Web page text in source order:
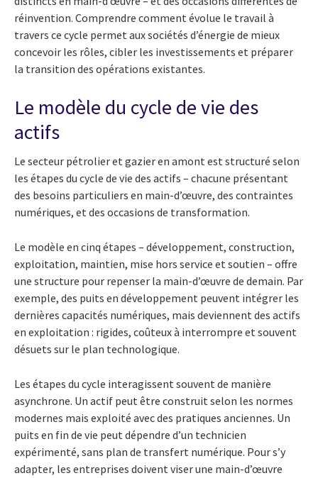
réinvention. Comprendre comment évolue le travail à
travers ce cycle permet aux sociétés d’énergie de mieux
concevoir les rôles, cibler les investissements et préparer
la transition des opérations existantes.
Le modèle du cycle de vie des
actifs
Le secteur pétrolier et gazier en amont est structuré selon
les étapes du cycle de vie des actifs – chacune présentant
des besoins particuliers en main-d’œuvre, des contraintes
numériques, et des occasions de transformation.
Le modèle en cinq étapes – développement, construction,
exploitation, maintien, mise hors service et soutien – offre
une structure pour repenser la main-d’œuvre de demain. Par
exemple, des puits en développement peuvent intégrer les
dernières capacités numériques, mais deviennent des actifs
en exploitation : rigides, coûteux à interrompre et souvent
désuets sur le plan technologique.
Les étapes du cycle interagissent souvent de manière
asynchrone. Un actif peut être construit selon les normes
modernes mais exploité avec des pratiques anciennes. Un
puits en fin de vie peut dépendre d’un technicien
expérimenté, sans plan de transfert numérique. Pour s’y
adapter, les entreprises doivent viser une main-d’œuvre